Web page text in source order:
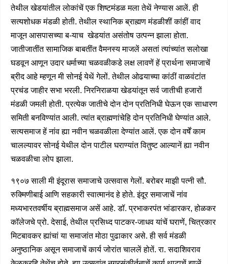
तेथील खेडयांतील लोकांचें एक शिष्टमंडळ मला तेथें नेण्यास आलें. ही
सत्यशोधक मंडळी होती. तेथील स्थानिक ब्राह्मण मंडळीशीं कांहीं वाद
माजून आसपासच्या ब-याच खेडयांत असंतोष उत्पन्न झाला होता.
जातीजातींत सामाजिक बाबतींत वैमनस्य माजलें असतां त्यांच्यांत सलोखा
घडवून आणून उदार धर्माच्या चळवळीकडे लक्ष लावणें हें प्रार्थना समाजाचें
ब्रीद आहे म्हणून मी सोनई येथें गेलों. तेथील ओढयाच्या कांठीं वाळवंटांत
प्रचंड जाहीर सभा भरली. निरनिराळया खेडयांतून सर्व जातीची हजारों
मंडळी जमली होती. प्रत्येक जातीचे दोन दोन प्रतिनिधी घेऊन एक साधारण
समिती बनविण्यांत आली. त्यांत ब्राह्मणांचेहि दोन प्रतिनिधी घेण्यांत आले.
सत्यसमाज हें नांव ह्या नवीन चळवळीला देण्यांत आलें. एक दोन वर्षें काम
चालल्यावर सोनई येथील दोन पाटील घराण्यांत वितुष्ट आल्यानें ह्या नवीन
चळवळीचा लोप झाला.
१९०७ साली मी इंदूरास समाजाचे उत्सवास गेलों. बरोबर माझी पत्नी सौ.
रुक्मिणीबाई आणि सहकारी स्वात्मानंद हे होते. इंदूर समाजाचें नांव
मध्यभारतवर्षीय ब्राह्मसमाज असें आहे. डॉ. प्रभाकरपंत भांडारकर, होळकर
कॉलेजचे प्रो. देसाई, तेथील प्रसिध्द पाटकर-जाधव यांचें घराणें, चित्रकार
मिटबावकर ह्यांचां या समाजांत मोठा पुढाकार असे. ही सर्व मंडळी
अनुष्ठानिक असून समाजाचें कार्य जोरांत चाललें होतें. रा. सदाशिवराव